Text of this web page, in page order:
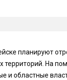
планируют
территорий. На
и областные